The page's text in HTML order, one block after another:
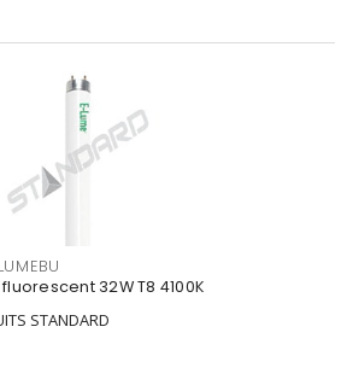
32W T8 4100K
STANDARD